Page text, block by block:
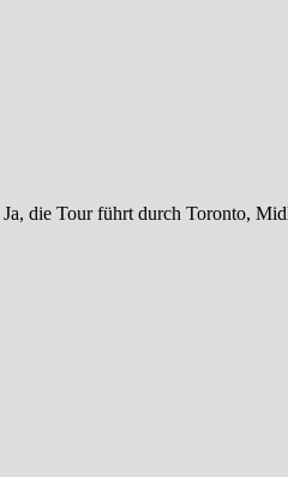
Ja, die Tour führt durch Toronto,